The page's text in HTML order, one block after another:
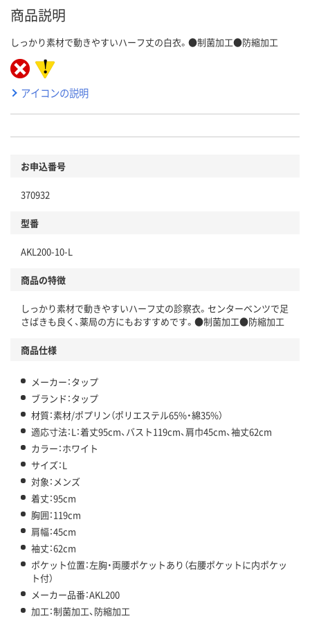
商品説明
しっかり素材で動きやすいハーフ丈の白衣。●制菌加工●防縮加工
アイコンの説明
お申込番号
370932
型番
AKL200-10-L
商品の特徴
しっかり素材で動きやすいハーフ丈の診察衣。センターベンツで足
さばきも良く、薬局の方にもおすすめです。●制菌加工●防縮加工
商品仕様
メーカー：タップ
ブランド：タップ
材質：素材/ポプリン（ポリエステル65%・綿35%）
適応寸法：L：着丈95cm、バスト119cm、肩巾45cm、袖丈62cm
カラー：ホワイト
サイズ：L
対象：メンズ
着丈：95cm
胸囲：119cm
肩幅：45cm
袖丈：62cm
ポケット位置：左胸・両腰ポケットあり（右腰ポケットに内ポケッ
ト付）
メーカー品番：AKL200
加工：制菌加工、防縮加工